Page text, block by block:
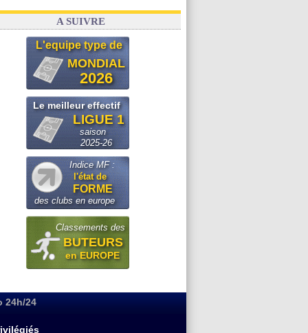
: le conseiller d'Infantino démissionne !
A SUIVRE
L'equipe type de
MONDIAL
2026
Le meilleur effectif
LIGUE 1
saison
2025-26
Indice MF :
l'état de
FORME
des clubs en europe
Classements des
BUTEURS
en EUROPE
24h/24